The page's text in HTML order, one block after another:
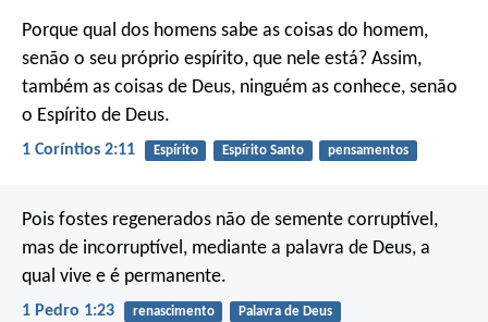
Porque qual dos homens sabe as coisas do homem,
senão o seu próprio espírito, que nele está? Assim,
também as coisas de Deus, ninguém as conhece, senão
o Espírito de Deus.
1 Coríntios 2:11 Espírito Espírito Santo pensamentos
Pois fostes regenerados não de semente corruptível,
mas de incorruptível, mediante a palavra de Deus, a
qual vive e é permanente.
1 Pedro 1:23 renascimento Palavra de Deus